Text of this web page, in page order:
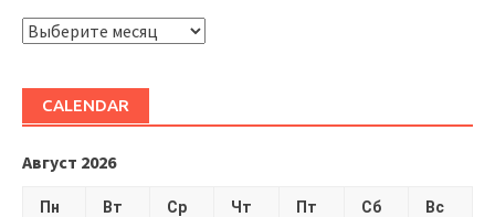
ARHIVĂ
CALENDAR
Август 2026
Пн Вт Ср Чт Пт Сб Вс